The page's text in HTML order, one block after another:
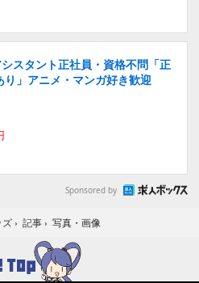
スタント正社員・資格不問「正
」アニメ・マンガ好き歓迎
Sponsored by
ズ › 記事 › 写真・画像